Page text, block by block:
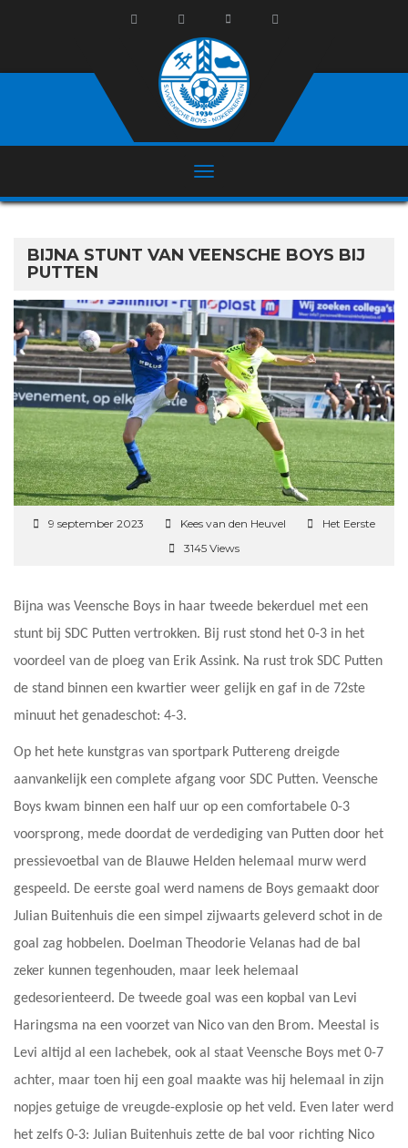
BIJNA STUNT VAN VEENSCHE BOYS BIJ
PUTTEN
9 september 2023 Kees van den Heuvel
Het Eerste
3145 Views
Bijna was Veensche Boys in haar tweede bekerduel met een
stunt bij SDC Putten vertrokken. Bij rust stond het 0-3 in het
voordeel van de ploeg van Erik Assink. Na rust trok SDC Putten
de stand binnen een kwartier weer gelijk en gaf in de 72ste
minuut het genadeschot: 4-3.
Op het hete kunstgras van sportpark Puttereng dreigde
aanvankelijk een complete afgang voor SDC Putten. Veensche
Boys kwam binnen een half uur op een comfortabele 0-3
voorsprong, mede doordat de verdediging van Putten door het
pressievoetbal van de Blauwe Helden helemaal murw werd
gespeeld. De eerste goal werd namens de Boys gemaakt door
Julian Buitenhuis die een simpel zijwaarts geleverd schot in de
goal zag hobbelen. Doelman Theodorie Velanas had de bal
zeker kunnen tegenhouden, maar leek helemaal
gedesorienteerd. De tweede goal was een kopbal van Levi
Haringsma na een voorzet van Nico van den Brom. Meestal is
Levi altijd al een lachebek, ook al staat Veensche Boys met 0-7
achter, maar toen hij een goal maakte was hij helemaal in zijn
nopjes getuige de vreugde-explosie op het veld. Even later werd
het zelfs 0-3: Julian Buitenhuis zette de bal voor richting Nico